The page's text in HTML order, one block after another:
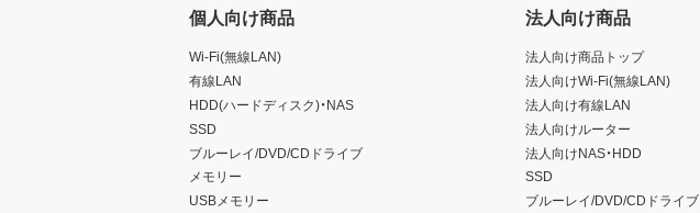
個人向け商品
Wi-Fi(無線LAN)
有線LAN
HDD(ハードディスク)・NAS
SSD
ブルーレイ/DVD/CDドライブ
メモリー
USBメモリー
法人向け商品
法人向け商品トップ
法人向けWi-Fi(無線LAN)
法人向け有線LAN
法人向けルーター
法人向けNAS・HDD
SSD
ブルーレイ/DVD/CDドライブ